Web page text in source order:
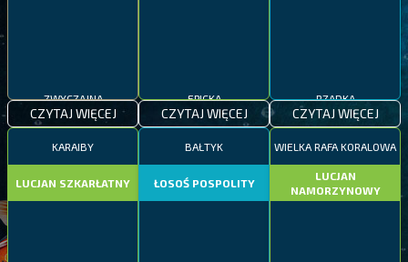
CZYTAJ WIĘCEJ CZYTAJ WIĘCEJ
RZADKA
CZYTAJ WIĘCEJ
KARAIBY
LUCJAN SZKARŁATNY
BAŁTYK
ŁOSOŚ POSPOLITY
WIELKA RAFA KORALOWA
LUCJAN
NAMORZYNOWY